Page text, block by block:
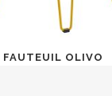
FAUTEUIL OLIVO